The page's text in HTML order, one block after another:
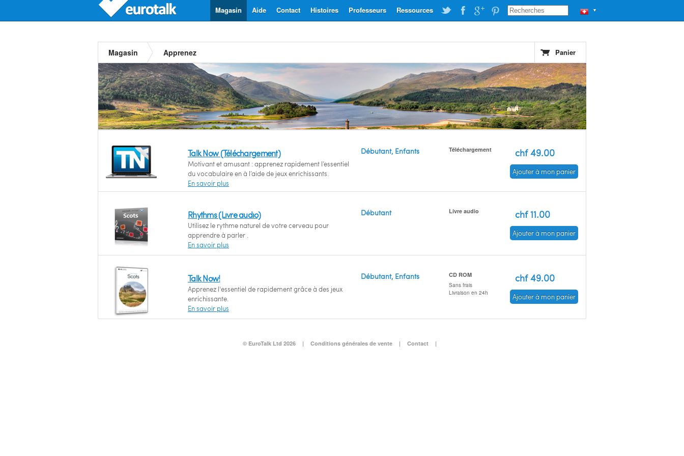
▼
Ressources
Professeurs
Histoires
Contact
Aide
Magasin
Magasin Apprenez Panier
Talk Now (Téléchargement)
Motivant et amusant : apprenez rapidement l’essentiel
du vocabulaire en à l’aide de jeux enrichissants.
En savoir plus
Débutant, Enfants Téléchargement chf 49.00
Ajouter à mon panier
Rhythms (Livre audio)
Utilisez le rythme naturel de votre cerveau pour
apprendre à parler .
En savoir plus
Débutant Livre audio chf 11.00
Ajouter à mon panier
Talk Now!
Apprenez l'essentiel de rapidement grâce à des jeux
enrichissante.
En savoir plus
Débutant, Enfants CD ROM
Sans frais
Livraison en 24h
chf 49.00
Ajouter à mon panier
© EuroTalk Ltd 2026 | Conditions générales de vente | Contact |